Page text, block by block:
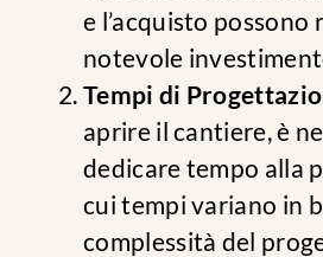
e l’acquisto possono
notevole
Tempi di
aprire il cantiere, è
dedicare tempo alla
cui tempi variano in
complessità del